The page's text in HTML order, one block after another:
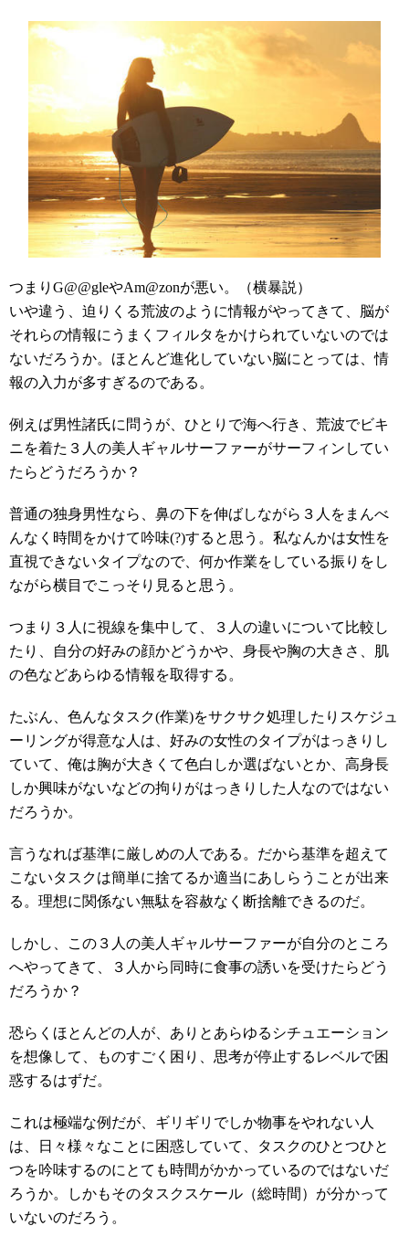
つまりG@@gleやAm@zonが悪い。（横暴説）
いや違う、迫りくる荒波のように情報がやってきて、脳が
それらの情報にうまくフィルタをかけられていないのでは
ないだろうか。ほとんど進化していない脳にとっては、情
報の入力が多すぎるのである。
例えば男性諸氏に問うが、ひとりで海へ行き、荒波でビキ
ニを着た３人の美人ギャルサーファーがサーフィンしてい
たらどうだろうか？
普通の独身男性なら、鼻の下を伸ばしながら３人をまんべ
んなく時間をかけて吟味(?)すると思う。私なんかは女性を
直視できないタイプなので、何か作業をしている振りをし
ながら横目でこっそり見ると思う。
つまり３人に視線を集中して、３人の違いについて比較し
たり、自分の好みの顔かどうかや、身長や胸の大きさ、肌
の色などあらゆる情報を取得する。
たぶん、色んなタスク(作業)をサクサク処理したりスケジュ
ーリングが得意な人は、好みの女性のタイプがはっきりし
ていて、俺は胸が大きくて色白しか選ばないとか、高身長
しか興味がないなどの拘りがはっきりした人なのではない
だろうか。
言うなれば基準に厳しめの人である。だから基準を超えて
こないタスクは簡単に捨てるか適当にあしらうことが出来
る。理想に関係ない無駄を容赦なく断捨離できるのだ。
しかし、この３人の美人ギャルサーファーが自分のところ
へやってきて、３人から同時に食事の誘いを受けたらどう
だろうか？
恐らくほとんどの人が、ありとあらゆるシチュエーション
を想像して、ものすごく困り、思考が停止するレベルで困
惑するはずだ。
これは極端な例だが、ギリギリでしか物事をやれない人
は、日々様々なことに困惑していて、タスクのひとつひと
つを吟味するのにとても時間がかかっているのではないだ
ろうか。しかもそのタスクスケール（総時間）が分かって
いないのだろう。